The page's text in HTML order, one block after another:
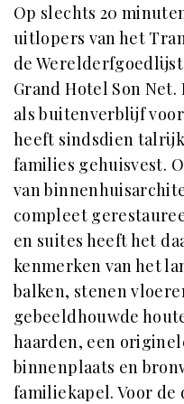
Op slechts 20
uitlopers van het
de
Grand Hotel Son Net.
als buitenverblijf
heeft sindsdien
families gehuisvest.
van
compleet
en suites heeft het
kenmerken van het
balken, stenen
gebeeldhouwde
haarden, een
binnenplaats en
familiekapel. Voor de